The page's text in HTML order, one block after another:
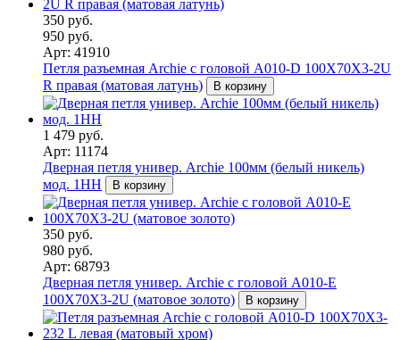
350 руб.
950 руб.
Арт: 41910
Петля разъемная Archie с головой A010-D 100X70X3-2U
R правая (матовая латунь)
В корзину
1 479 руб.
Арт: 11174
Дверная петля универ. Archie 100мм (белый никель)
мод. 1HH
В корзину
350 руб.
980 руб.
Арт: 68793
Дверная петля универ. Archie с головой A010-E
100X70X3-2U (матовое золото)
В корзину